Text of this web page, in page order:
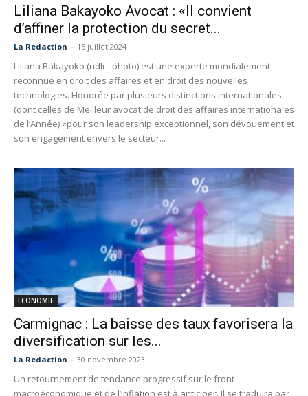
Liliana Bakayoko Avocat : «Il convient
d’affiner la protection du secret...
La Redaction - 15 juillet 2024
Liliana Bakayoko (ndlr : photo) est une experte mondialement
reconnue en droit des affaires et en droit des nouvelles
technologies. Honorée par plusieurs distinctions internationales
(dont celles de Meilleur avocat de droit des affaires internationales
de l’Année) «pour son leadership exceptionnel, son dévouement et
son engagement envers le secteur...
ECONOMIE
Carmignac : La baisse des taux favorisera la
diversification sur les...
La Redaction - 30 novembre 2023
Un retournement de tendance progressif sur le front
macroéconomique et de l’inflation est à anticiper. Il se traduira par